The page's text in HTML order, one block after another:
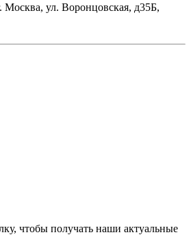
Москва, ул. Воронцовская, д35Б,
чтобы получать наши актуальные